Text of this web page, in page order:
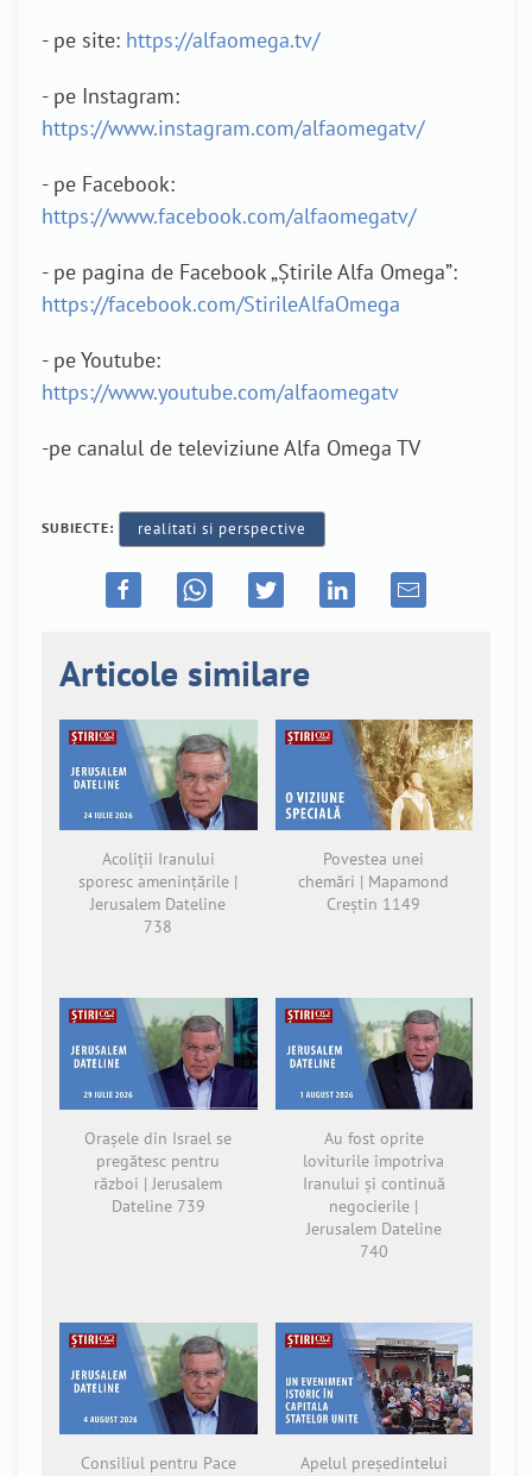
- pe site: https://alfaomega.tv/
- pe Instagram:
https://www.instagram.com/alfaomegatv/
- pe Facebook:
https://www.facebook.com/alfaomegatv/
- pe pagina de Facebook „Știrile Alfa Omega”:
https://facebook.com/StirileAlfaOmega
- pe Youtube:
https://www.youtube.com/alfaomegatv
-pe canalul de televiziune Alfa Omega TV
SUBIECTE: realitati si perspective
Articole similare
Acoliții Iranului
sporesc amenințările |
Jerusalem Dateline
738
Povestea unei
chemări | Mapamond
Creștin 1149
Orașele din Israel se
pregătesc pentru
război | Jerusalem
Dateline 739
Au fost oprite
loviturile împotriva
Iranului și continuă
negocierile |
Jerusalem Dateline
740
Consiliul pentru Pace
Apelul președintelui